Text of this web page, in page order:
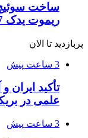
ریموت یدک 207
پربازدید تا الان
3 ساعت پیش
تأکید
علمی در
3 ساعت پیش